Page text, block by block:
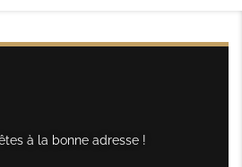
à la bonne adresse !